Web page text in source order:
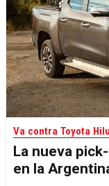
Va contra Toyota
La nueva
en la